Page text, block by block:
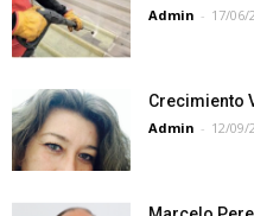
Admin - 17/06/
Crecimiento
Admin - 12/09/